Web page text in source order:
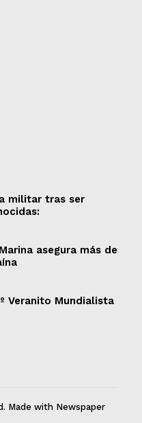
militar tras ser
asegura más de
Veranito Mundialista
Made with Newspaper